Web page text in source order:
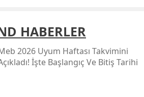
HABERLER
2026 Uyum Haftası Takvimini
İşte Başlangıç Ve Bitiş Tarihi